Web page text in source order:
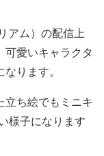
アム）の配信上
愛いキャラクタ
ります。
立ち絵でもミニキ
様子になります